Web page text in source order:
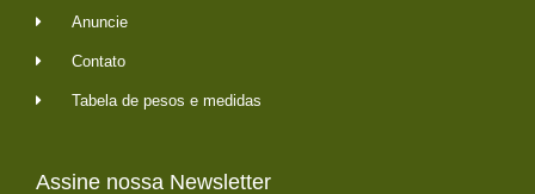
Anuncie
Contato
Tabela de pesos e medidas
Assine nossa Newsletter